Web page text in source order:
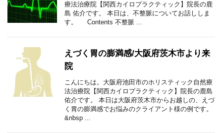
療法治療院【関西カイロプラクティック】院長の鹿
島 佑介です。 本日は、不整脈についてお話ししま
す。 Contents 不整脈 ...
えづく胃の膨満感/大阪府茨木市より来
院
こんにちは。大阪府池田市のホリスティック自然療
法治療院【関西カイロプラクティック】院長の鹿島
佑介です。 本日は大阪府茨木市からお越しの、えづ
く胃の膨満感でお悩みのクライアント様の例です。
&nbsp ...